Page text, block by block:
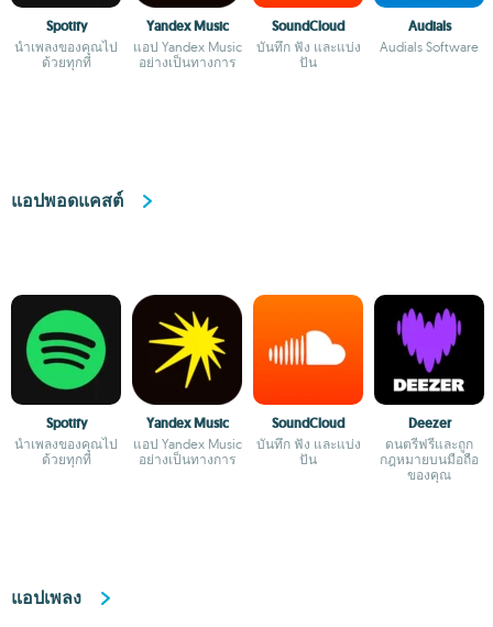
Spotify
นำเพลงของคุณไป
ด้วยทุกที่
Yandex Music
แอป Yandex Music
อย่างเป็นทางการ
SoundCloud
บันทึก ฟัง และแบ่ง
ปัน
Audials
Audials Software
แอปพอดแคสต์
Spotify
นำเพลงของคุณไป
ด้วยทุกที่
Yandex Music
แอป Yandex Music
อย่างเป็นทางการ
SoundCloud
บันทึก ฟัง และแบ่ง
ปัน
Deezer
ดนตรีฟรีและถูก
กฎหมายบนมือถือ
ของคุณ
แอปเพลง